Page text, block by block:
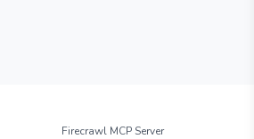
Firecrawl MCP Server